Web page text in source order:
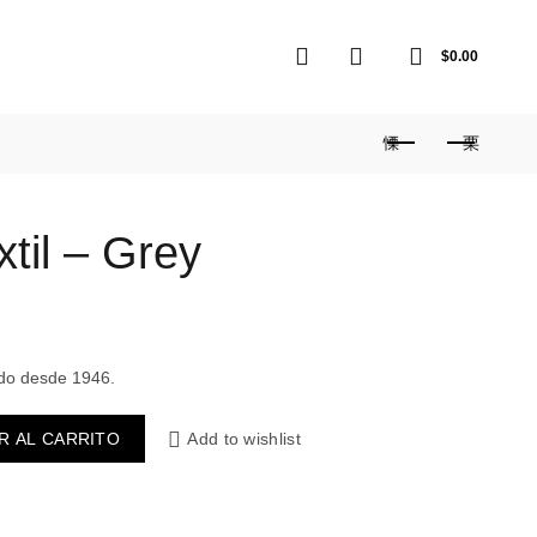
$0.00
– Grey
desde 1946.
AL CARRITO Add to wishlist